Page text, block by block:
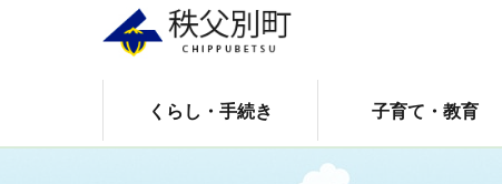
くらし・手続き 子育て・教育